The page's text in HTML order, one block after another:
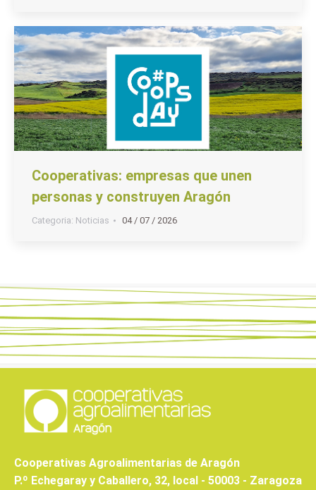
Cooperativas: empresas que unen
personas y construyen Aragón
Categoria: Noticias 04 / 07 / 2026
Cooperativas Agroalimentarias de Aragón
P.º Echegaray y Caballero, 32, local - 50003 - Zaragoza